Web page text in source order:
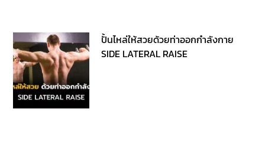
ปั้นไหล่ให้สวยด้วยท่าออกกำลังกาย
SIDE LATERAL RAISE